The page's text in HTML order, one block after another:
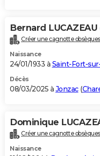
Bernard LUCAZEAU
Créer une cagnotte obsèques
Naissance
24/01/1933 à Saint-Fort-
Décès
08/03/2025 à Jonzac(
Dominique
Créer une cagnotte obsèques
Naissance